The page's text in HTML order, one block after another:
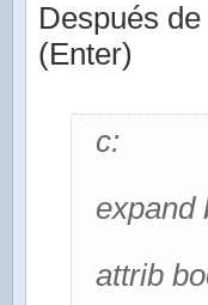
Después
(Enter)
c:
expand
attrib